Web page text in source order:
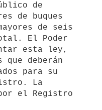
de
de buques
de seis
El Poder
esta ley,
deberán
para su
La
el Registro